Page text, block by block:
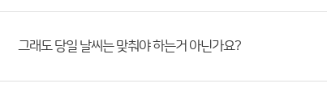
그래도 당일 날씨는 맞춰야 하는거 아닌가요?